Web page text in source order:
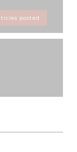
posted